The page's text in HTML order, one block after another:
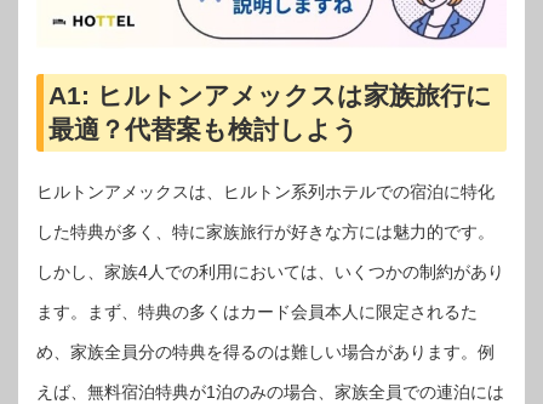
A1: ヒルトンアメックスは家族旅行に
最適？代替案も検討しよう
ヒルトンアメックスは、ヒルトン系列ホテルでの宿泊に特化
した特典が多く、特に家族旅行が好きな方には魅力的です。
しかし、家族4人での利用においては、いくつかの制約があり
ます。まず、特典の多くはカード会員本人に限定されるた
め、家族全員分の特典を得るのは難しい場合があります。例
えば、無料宿泊特典が1泊のみの場合、家族全員での連泊には